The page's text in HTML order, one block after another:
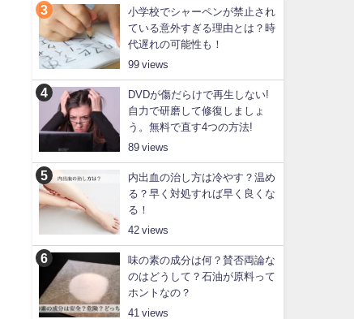
小学校でシャーペンが禁止され
ている意外すぎる理由とは？時
代遅れの可能性も！
99
DVDが傷だらけで再生しない!
自力で研磨して修復しましょ
う。無料で直す4つの方法!
89
内出血の治し方は冷やす？温め
る？早く対処すれば早く良くな
る！
42
味の素の成分は何？賛否両論な
のはどうして？石油が原料って
ホントなの？
41